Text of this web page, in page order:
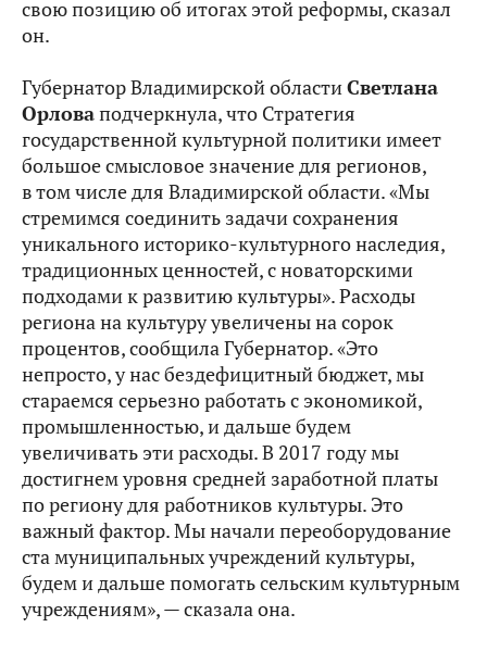
свою позицию об итогах этой реформы, сказал
он.
Губернатор Владимирской областиСветлана
Орловаподчеркнула, что Стратегия
государственной культурной политики имеет
большое смысловое значение для регионов,
в том числе для Владимирской области. «Мы
стремимся соединить задачи сохранения
уникального историко-культурного наследия,
традиционных ценностей, с новаторскими
подходами к развитию культуры». Расходы
региона на культуру увеличены на сорок
процентов, сообщила Губернатор. «Это
непросто, у нас бездефицитный бюджет, мы
стараемся серьезно работать с экономикой,
промышленностью, и дальше будем
увеличивать эти расходы. В 2017 году мы
достигнем уровня средней заработной платы
по региону для работников культуры. Это
важный фактор. Мы начали переоборудование
ста муниципальных учреждений культуры,
будем и дальше помогать сельским культурным
учреждениям», — сказала она.